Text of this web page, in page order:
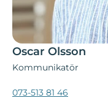
Oscar Olsson
Kommunikatör
073-513 81 46